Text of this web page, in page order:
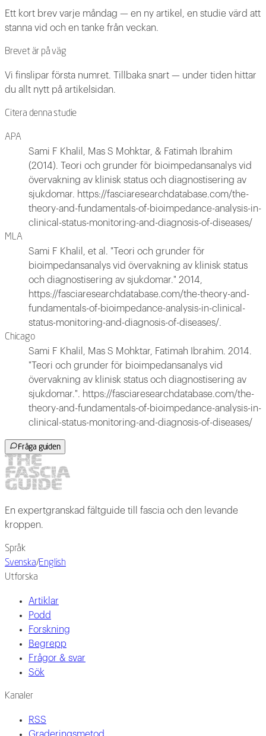
Ett kort brev varje måndag — en ny artikel, en studie värd att
stanna vid och en tanke från veckan.
Brevet är på väg
Vi finslipar första numret. Tillbaka snart — under tiden hittar
du allt nytt på artikelsidan.
Citera denna studie
APA
Sami F Khalil, Mas S Mohktar, & Fatimah Ibrahim
(2014). Teori och grunder för bioimpedansanalys vid
övervakning av klinisk status och diagnostisering av
sjukdomar. https://fasciaresearchdatabase.com/the-
theory-and-fundamentals-of-bioimpedance-analysis-in-
clinical-status-monitoring-and-diagnosis-of-diseases/
MLA
Sami F Khalil, et al. "Teori och grunder för
bioimpedansanalys vid övervakning av klinisk status
och diagnostisering av sjukdomar." 2014,
https://fasciaresearchdatabase.com/the-theory-and-
fundamentals-of-bioimpedance-analysis-in-clinical-
status-monitoring-and-diagnosis-of-diseases/.
Chicago
Sami F Khalil, Mas S Mohktar, Fatimah Ibrahim. 2014.
"Teori och grunder för bioimpedansanalys vid
övervakning av klinisk status och diagnostisering av
sjukdomar.". https://fasciaresearchdatabase.com/the-
theory-and-fundamentals-of-bioimpedance-analysis-in-
clinical-status-monitoring-and-diagnosis-of-diseases/
Fråga guiden
En expertgranskad fältguide till fascia och den levande
kroppen.
Språk
Svenska/English
Utforska
Artiklar
Podd
Forskning
Begrepp
Frågor & svar
Sök
Kanaler
RSS
Graderingsmetod